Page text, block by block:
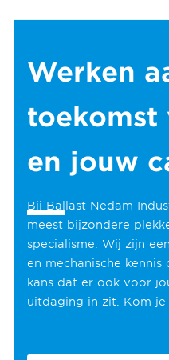
Werken
toekomst
en jouw
Bij Ballast Nedam
meest bijzondere
specialisme. Wij zijn
en mechanische
kans dat er ook voor
uitdaging in zit. Kom je